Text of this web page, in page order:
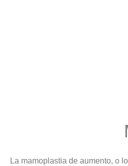
La mamoplastia de aumento, o